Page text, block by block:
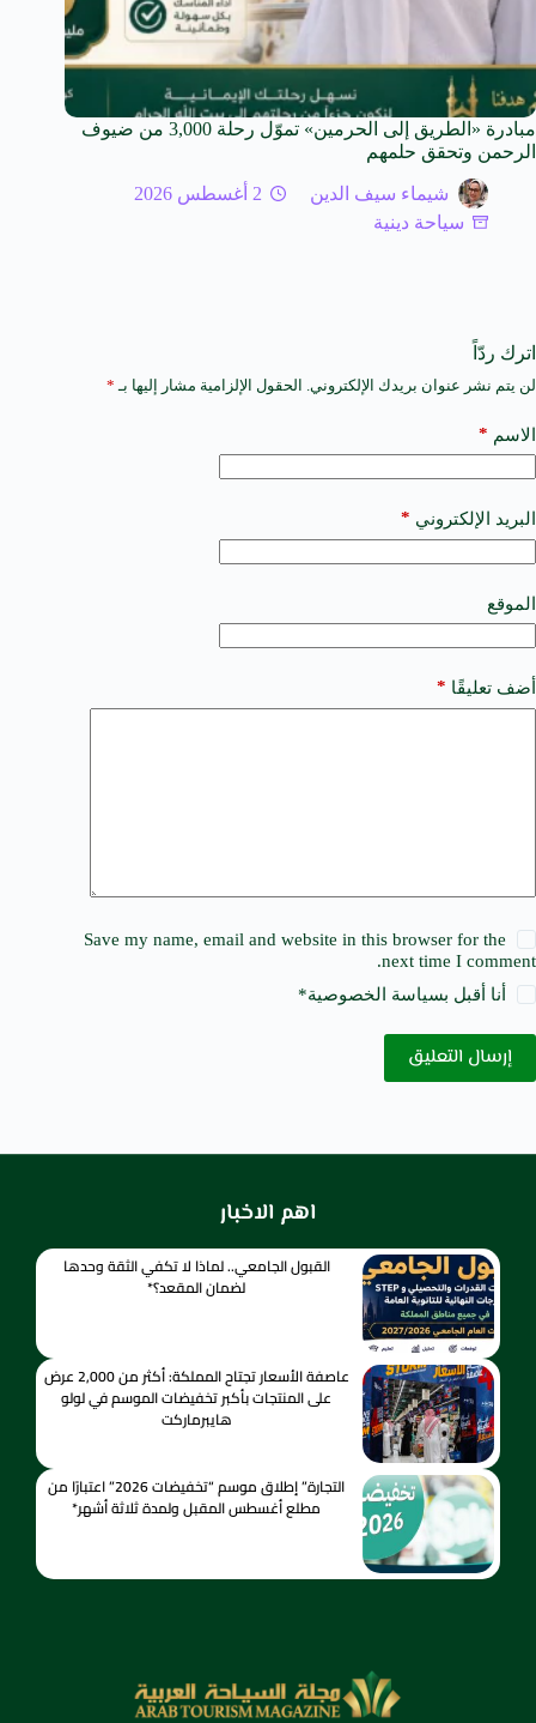
مبادرة «الطريق إلى الحرمين» تموّل رحلة 3,000 من ضيوف
الرحمن وتحقق حلمهم
شيماء سيف الدين
2 أغسطس 2026
سياحة دينية
اترك ردّاً
لن يتم نشر عنوان بريدك الإلكتروني. الحقول الإلزامية مشار إليها بـ *
الاسم *
البريد الإلكتروني *
الموقع
أضف تعليقًا *
Save my name, email and website in this browser for the
next time I comment.
أنا أقبل بسياسة الخصوصية*
إرسال التعليق
A
t
e
a
t
i
e
:
اهم الاخبار
القبول الجامعي.. لماذا لا تكفي الثقة وحدها
لضمان المقعد؟*
عاصفة الأسعار تجتاح المملكة: أكثر من 2,000 عرض
على المنتجات بأكبر تخفيضات الموسم في لولو
هايبرماركت
التجارة” إطلاق موسم “تخفيضات 2026” اعتبارًا من
مطلع أغسطس المقبل ولمدة ثلاثة أشهر*